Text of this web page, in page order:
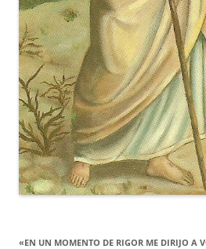
«EN UN MOMENTO DE RIGOR ME DIRIJO A